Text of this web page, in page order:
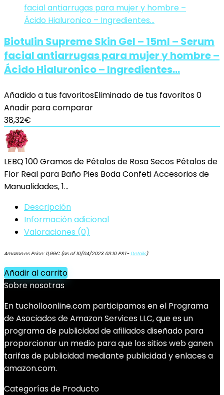
Biotulin Supreme Skin Gel – 15ml – Serum
facial antiarrugas para mujer y hombre –
Ácido Hialuronico – Ingredientes…
Añadido a tus favoritosEliminado de tus favoritos0
Añadir para comparar
38,32€
LEBQ 100 Gramos de Pétalos de Rosa Secos Pétalos de
Flor Real para Baño Pies Boda Confeti Accesorios de
Manualidades, 1…
Descripción
Información adicional
Valoraciones (0)
Amazon.es Price: 11,99€(as of 10/04/2023 03:10 PST-Details)
Añadir al carrito
Sobre nosotras
En tucholloonline.com participamos en el Programa
de Asociados de Amazon Services LLC, que es un
programa de publicidad de afiliados diseñado para
proporcionar un medio para que los sitios web ganen
tarifas de publicidad mediante publicidad y enlaces a
amazon.com.
Categorías de Producto